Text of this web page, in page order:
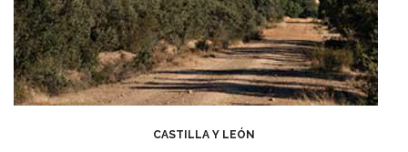
CASTILLA Y LEÓN